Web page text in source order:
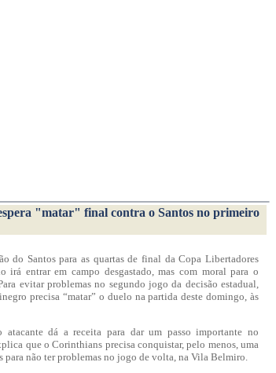
"matar" final contra o Santos no primeiro
do Santos para as quartas de final da Copa Libertadores
entrar em campo desgastado, mas com moral para o
evitar problemas no segundo jogo da decisão estadual,
precisa “matar” o duelo na partida deste domingo, às
atacante dá a receita para dar um passo importante no
que o Corinthians precisa conquistar, pelo menos, uma
não ter problemas no jogo de volta, na Vila Belmiro.